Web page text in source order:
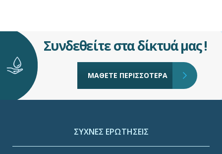
Συνδεθείτε στα δίκτυά μας !
ΜΑΘΕΤΕ ΠΕΡΙΣΣΟΤΕΡΑ
ΣΥΧΝΕΣ ΕΡΩΤΗΣΕΙΣ